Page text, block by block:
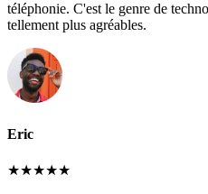
téléphonie. C'est le genre de
tellement plus agréables.
Eric
★★★★★